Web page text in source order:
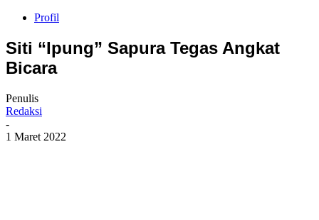
Profil
Siti “Ipung” Sapura Tegas Angkat
Bicara
Penulis
Redaksi
-
1 Maret 2022